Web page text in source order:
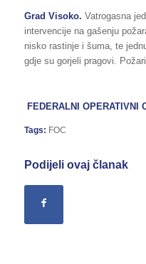
Grad Visoko. Vatrogasna
intervencije na gašenju
nisko rastinje i šuma, te
gdje su gorjeli pragovi.
FEDERALNI OPERATIVNI
Tags: FOC
Podijeli ovaj članak